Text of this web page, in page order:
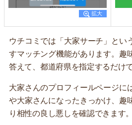
ウチコミでは「大家サーチ」とい
すマッチング機能があります。趣
答えて、都道府県を指定するだけで
大家さんのプロフィールページに
や大家さんになったきっかけ、趣
り相性の良し悪しを確認できます。